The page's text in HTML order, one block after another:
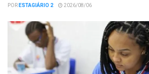
PORESTAGIÁRIO 2 2026/08/06